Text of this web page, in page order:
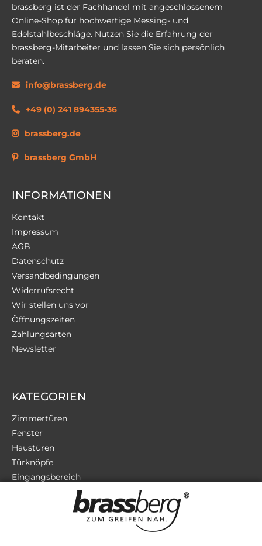
brassberg ist der Fachhandel mit angeschlossenem
Online-Shop für hochwertige Messing- und
Edelstahlbeschläge. Nutzen Sie die Erfahrung der
brassberg-Mitarbeiter und lassen Sie sich persönlich
beraten.
info@brassberg.de
+49 (0) 241 894355-36
brassberg.de
brassberg GmbH
INFORMATIONEN
Kontakt
Impressum
AGB
Datenschutz
Versandbedingungen
Widerrufsrecht
Wir stellen uns vor
Öffnungszeiten
Zahlungsarten
Newsletter
KATEGORIEN
Zimmertüren
Fenster
Haustüren
Türknöpfe
Eingangsbereich